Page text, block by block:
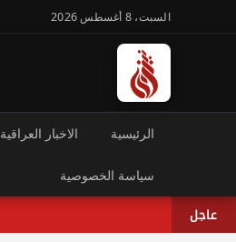
السبت، 8 أغسطس 2026
الرئيسية الاخبار العراقية
سياسة الخصوصية
عاجل